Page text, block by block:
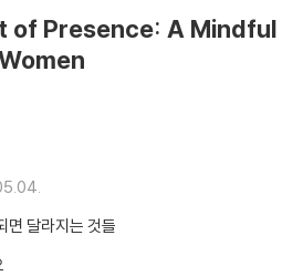
of Presence: A Mindful
면 달라지는 것들